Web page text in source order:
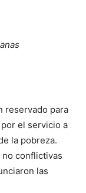
reservado para
el servicio a
la pobreza.
conflictivas
las